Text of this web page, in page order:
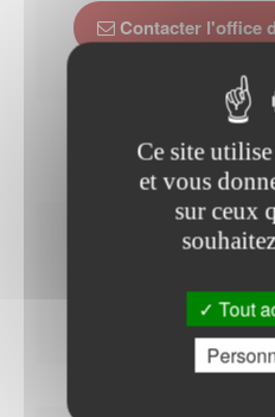
Contacter l'office
Horaires Mairie
Ce site
et vous
sur ceux
Tout